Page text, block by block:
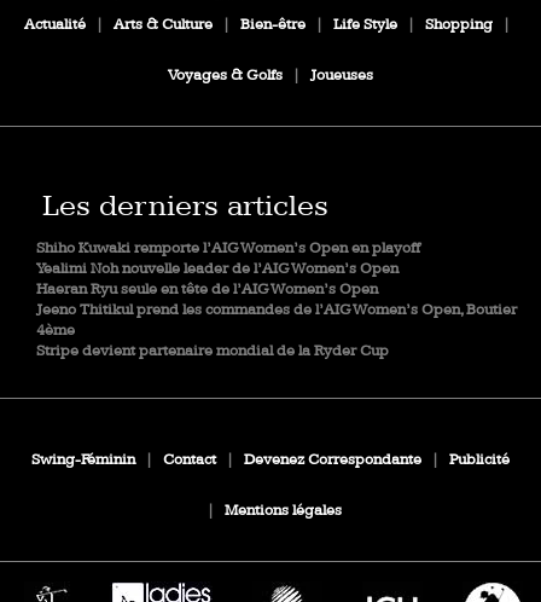
Actualité Arts & Culture Bien-être Life Style Shopping
Voyages & Golfs Joueuses
Les derniers articles
Shiho Kuwaki remporte l’AIG Women’s Open en playoff
Yealimi Noh nouvelle leader de l’AIG Women’s Open
Haeran Ryu seule en tête de l’AIG Women’s Open
Jeeno Thitikul prend les commandes de l’AIG Women’s Open, Boutier
4ème
Stripe devient partenaire mondial de la Ryder Cup
Swing-Féminin Contact Devenez Correspondante Publicité
Mentions légales